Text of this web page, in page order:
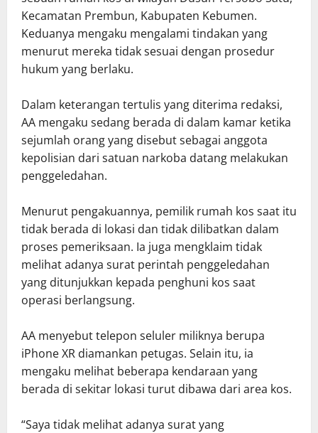
Kecamatan Prembun, Kabupaten Kebumen.
Keduanya mengaku mengalami tindakan yang
menurut mereka tidak sesuai dengan prosedur
hukum yang berlaku.
Dalam keterangan tertulis yang diterima redaksi,
AA mengaku sedang berada di dalam kamar ketika
sejumlah orang yang disebut sebagai anggota
kepolisian dari satuan narkoba datang melakukan
penggeledahan.
Menurut pengakuannya, pemilik rumah kos saat itu
tidak berada di lokasi dan tidak dilibatkan dalam
proses pemeriksaan. Ia juga mengklaim tidak
melihat adanya surat perintah penggeledahan
yang ditunjukkan kepada penghuni kos saat
operasi berlangsung.
AA menyebut telepon seluler miliknya berupa
iPhone XR diamankan petugas. Selain itu, ia
mengaku melihat beberapa kendaraan yang
berada di sekitar lokasi turut dibawa dari area kos.
“Saya tidak melihat adanya surat yang